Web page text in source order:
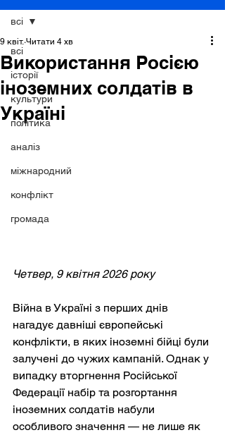
всі
історії
культури
політика
аналіз
міжнародний
конфлікт
громада
всі
Використання Росією
іноземних солдатів в
Україні
9 квіт. Читати 4 хв
Четвер, 9 квітня 2026 року
Війна в Україні з перших днів
нагадує давніші європейські
конфлікти, в яких іноземні бійці були
залучені до чужих кампаній. Однак у
випадку вторгнення Російської
Федерації набір та розгортання
іноземних солдатів набули
особливого значення — не лише як